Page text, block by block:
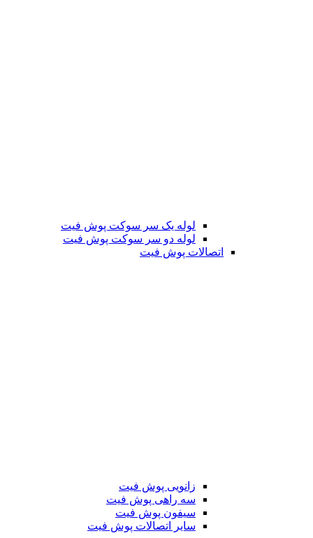
لوله یک سر سوکت پوش فیت
لوله دو سر سوکت پوش فیت
اتصالات پوش فیت
زانویی پوش فیت
سه راهی پوش فیت
سیفون پوش فیت
سایر اتصالات پوش فیت